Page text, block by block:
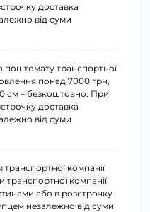
доставка
від суми
поштомату транспортної
понад 7000 грн,
см – безкоштовно. При
доставка
від суми
компанії
компанії
або в розстрочку
незалежно від суми